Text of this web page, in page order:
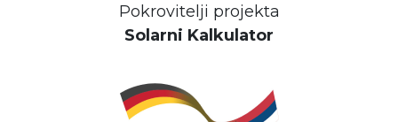
Pokrovitelji projekta
Solarni Kalkulator